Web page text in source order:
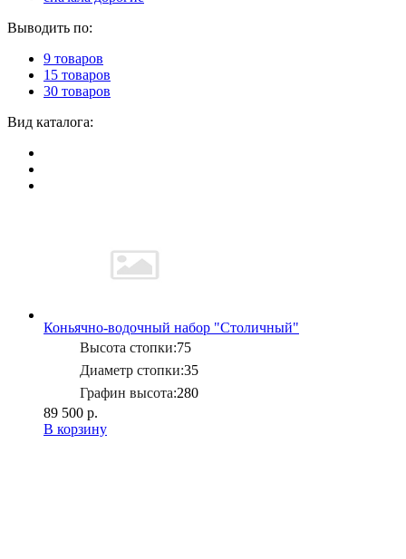
Выводить по:
9 товаров
15 товаров
30 товаров
Вид каталога:
Коньячно-водочный набор "Столичный"
Высота стопки:75
Диаметр стопки:35
Графин высота:280
89 500 р.
В корзину